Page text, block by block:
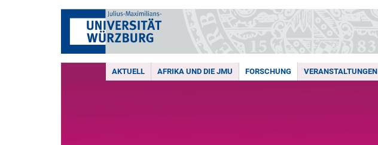
AKTUELL AFRIKA UND DIE JMU FORSCHUNG VERANSTALTUNGEN